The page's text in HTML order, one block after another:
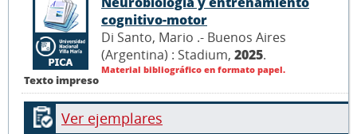
Texto impreso
cognitivo-motor
Di Santo, Mario .- Buenos Aires
(Argentina) : Stadium, 2025.
Material bibliográfico en formato papel.
Ver ejemplares